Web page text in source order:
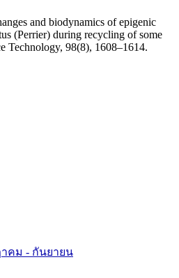
and biodynamics of epigenic
(Perrier) during recycling of some
Technology, 98(8), 1608–1614.
าคม - กันยายน